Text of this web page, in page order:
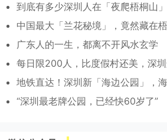
到底有多少深圳人在「夜爬梧桐山
中国最大「兰花秘境」，竟然藏在
广东人的一生，都离不开风水玄学
每日限200人，比度假村还美，深
地铁直达！深圳新「海边公园」，
“深圳最老牌公园，已经快60岁了”